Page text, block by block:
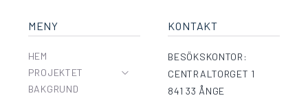
MENY
HEM
PROJEKTET
BAKGRUND
KONTAKT
BESÖKSKONTOR:
CENTRALTORGET 1
841 33 ÅNGE